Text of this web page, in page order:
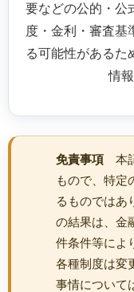
要などの公的・公
度・金利・審査基
る可能性があるた
情
免責事項 本
もので、特定
るものではあ
の結果は、金
件条件等によ
各種制度は変
事情について